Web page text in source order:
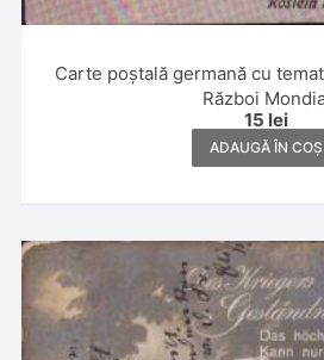
Carte poștală germană cu
Război
15 lei
ADAUGĂ ÎN COȘ